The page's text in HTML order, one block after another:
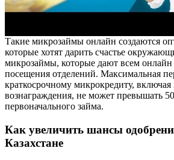
Такие микрозаймы онлайн создаются
которые хотят дарить счастье
микрозаймы, которые дают всем онлайн
посещения отделений. Максимальная
краткосрочному микрокредиту,
вознаграждения, не может превышать
первоначального займа.
Как увеличить шансы
Казахстане